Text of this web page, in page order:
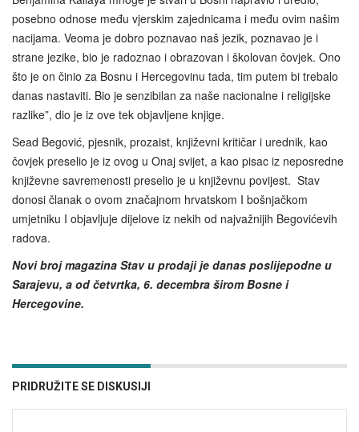
posebno odnose među vjerskim zajednicama i među ovim našim
nacijama. Veoma je dobro poznavao naš jezik, poznavao je i
strane jezike, bio je radoznao i obrazovan i školovan čovjek. Ono
što je on činio za Bosnu i Hercegovinu tada, tim putem bi trebalo
danas nastaviti. Bio je senzibilan za naše nacionalne i religijske
razlike”, dio je iz ove tek objavljene knjige.
Sead Begović, pjesnik, prozaist, književni kritičar i urednik, kao
čovjek preselio je iz ovog u Onaj svijet, a kao pisac iz neposredne
književne savremenosti preselio je u književnu povijest. Stav
donosi članak o ovom značajnom hrvatskom I bošnjačkom
umjetniku I objavljuje dijelove iz nekih od najvažnijih Begovićevih
radova.
Novi broj magazina Stav u prodaji je danas poslijepodne u
Sarajevu, a od četvrtka, 6. decembra širom Bosne i
Hercegovine.
PRIDRUŽITE SE DISKUSIJI